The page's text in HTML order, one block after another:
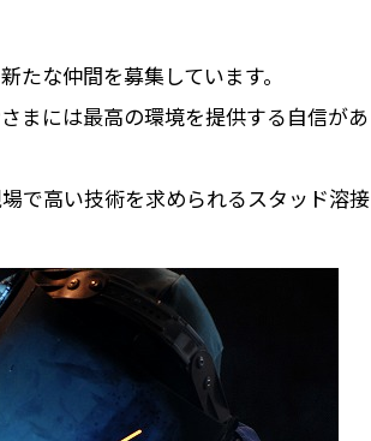
な仲間を募集しています。
まには最高の環境を提供する自信があ
で高い技術を求められるスタッド溶接